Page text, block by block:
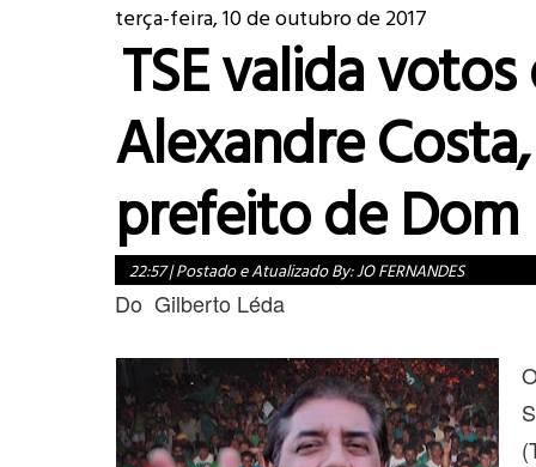
terça-feira, 10 de outubro de 2017
TSE valida
Alexandre
prefeito de Dom
22:57|Postado e Atualizado By:JO FERNANDES
Do Gilberto Léda